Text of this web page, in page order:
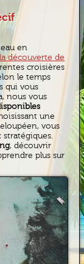
en
découverte de
croisières
le temps
qui vous
nous vous
une
vous
stratégiques.
, découvrir
plus sur